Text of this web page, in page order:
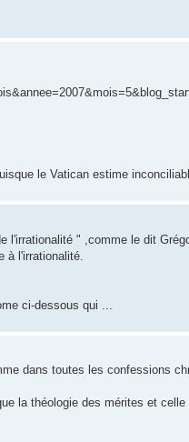
le Vatican estime
l'irrationalité " ,comme le dit
à l'irrationalité.
ci-dessous qui ...
dans toutes les confessions
la théologie des mérites et